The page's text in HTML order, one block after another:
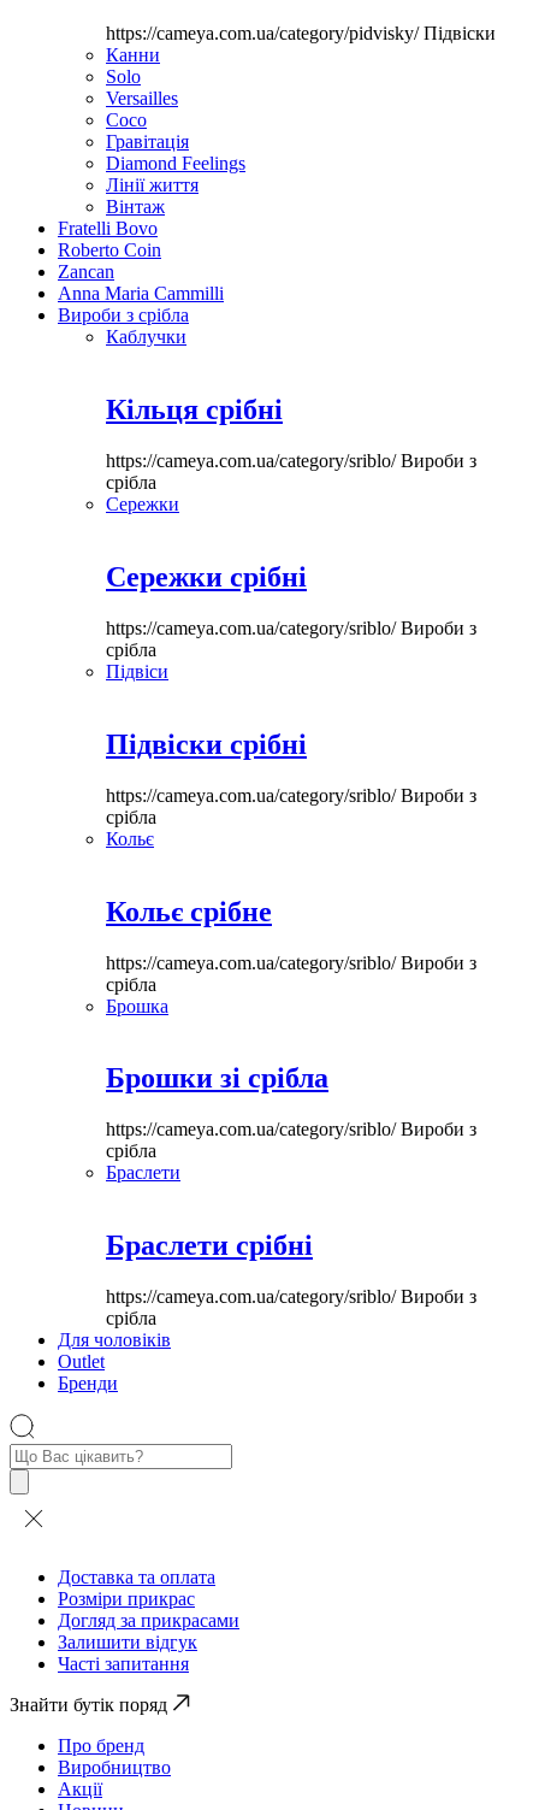
https://cameya.com.ua/category/pidvisky/Підвіски
Канни
Solo
Versailles
Coco
Гравітація
Diamond Feelings
Лінії життя
Вінтаж
Fratelli Bovo
Roberto Coin
Zancan
Anna Maria Cammilli
Вироби з срібла
Каблучки
Кільця срібні
https://cameya.com.ua/category/sriblo/Вироби з
срібла
Сережки
Сережки срібні
https://cameya.com.ua/category/sriblo/Вироби з
срібла
Підвіси
Підвіски срібні
https://cameya.com.ua/category/sriblo/Вироби з
срібла
Кольє
Кольє срібне
https://cameya.com.ua/category/sriblo/Вироби з
срібла
Брошка
Брошки зі срібла
https://cameya.com.ua/category/sriblo/Вироби з
срібла
Браслети
Браслети срібні
https://cameya.com.ua/category/sriblo/Вироби з
срібла
Для чоловіків
Outlet
Бренди
Пошук
товарів
Доставка та оплата
Розміри прикрас
Догляд за прикрасами
Залишити відгук
Часті запитання
Знайти бутік поряд
Про бренд
Виробництво
Акції